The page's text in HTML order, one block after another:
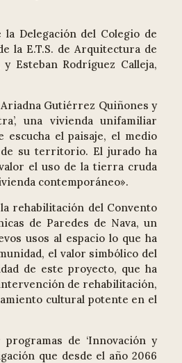
Delegación del Colegio de
la E.T.S. de Arquitectura de
Esteban Rodríguez Calleja,
Gutiérrez Quiñones y
una vivienda unifamiliar
escucha el paisaje, el medio
su territorio. El jurado ha
el uso de la tierra cruda
contemporáneo».
rehabilitación del Convento
de Paredes de Nava, un
usos al espacio lo que ha
el valor simbólico del
de este proyecto, que ha
de rehabilitación,
cultural potente en el
de ‘Innovación y
que desde el año 2066